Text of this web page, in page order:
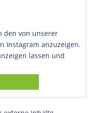
den von unserer
Instagram anzuzeigen.
lassen und